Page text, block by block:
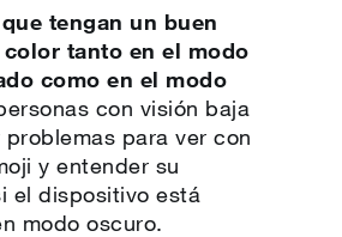
tengan un buen
tanto en el modo
como en el modo
con visión baja
para ver con
y entender su
el dispositivo está
modo oscuro.